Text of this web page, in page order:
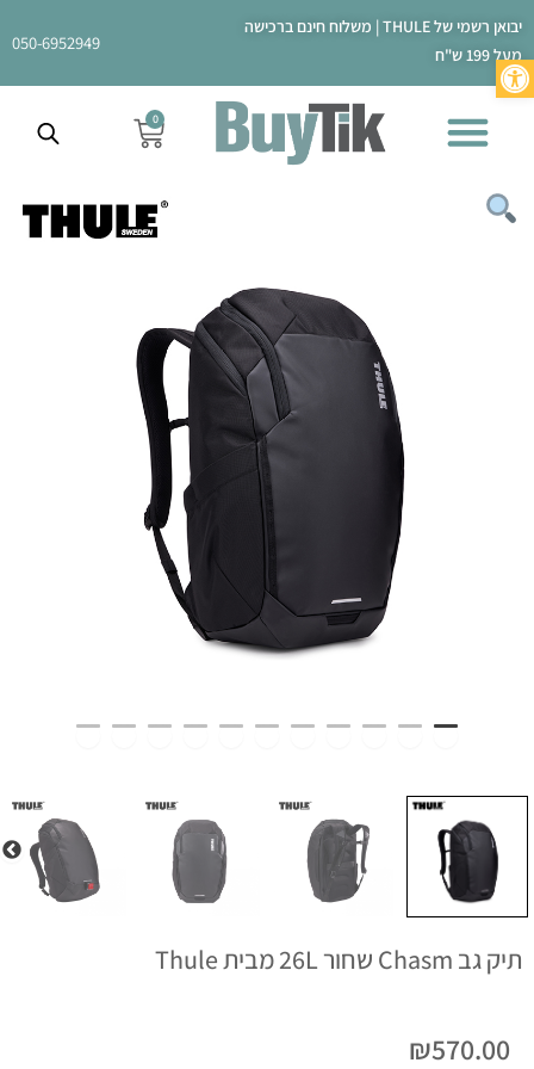
פתח סרגל נגישות
יבואן רשמי של THULE | משלוח חינם ברכישה
מעל 199 ש"ח
050-6952949
0
עגלת
קניות
תיק גב Chasm שחור 26L מבית Thule
₪570.00